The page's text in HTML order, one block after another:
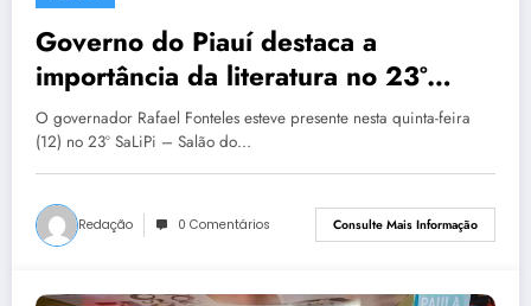
Governo do Piauí destaca a
importância da literatura no 23º
SaLiPi
O governador Rafael Fonteles esteve presente nesta quinta-feira
(12) no 23º SaLiPi – Salão do…
Redação 0 Comentários Consulte Mais Informação